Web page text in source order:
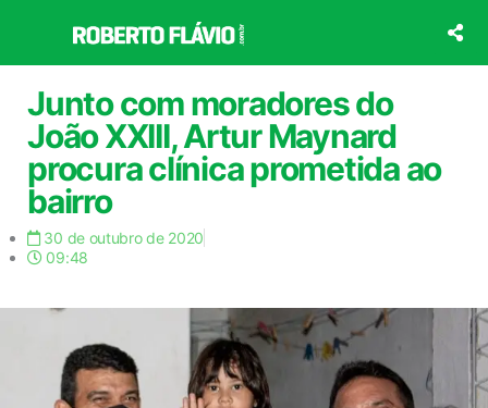
o
conteúdo
Junto com moradores do
João XXIII, Artur Maynard
procura clínica prometida ao
bairro
30 de outubro de 2020
09:48